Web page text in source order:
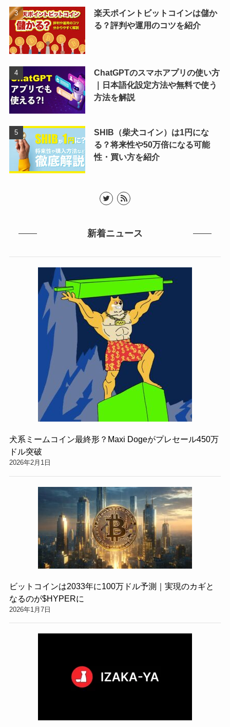
楽天ポイントビットコインは儲か
る？評判や運用のコツを紹介
ChatGPTのスマホアプリの使い方
｜日本語化設定方法や無料で使う
方法を解説
SHIB（柴犬コイン）は1円にな
る？将来性や50万倍になる可能
性・買い方を紹介
新着ニュース
犬系ミームコイン最終形？Maxi Dogeがプレセール450万
ドル突破
2026年2月1日
ビットコインは2033年に100万ドル予測｜実現のカギと
なるのが$HYPERに
2026年1月7日